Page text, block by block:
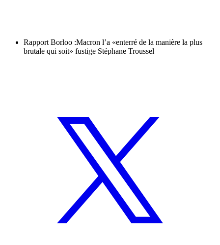
Rapport Borloo :Macron l’a «enterré de la manière la plus
brutale qui soit» fustige Stéphane Troussel